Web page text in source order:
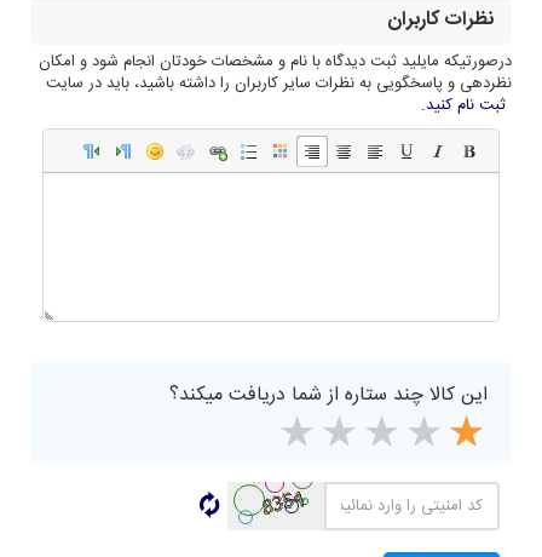
نظرات کاربران
درصورتیکه مایلید ثبت دیدگاه با نام و مشخصات خودتان انجام شود و امکان
نظردهی و پاسخگویی به نظرات سایر کاربران را داشته باشید، باید در سایت
ثبت نام کنید.
این کالا چند ستاره از شما دریافت میکند؟